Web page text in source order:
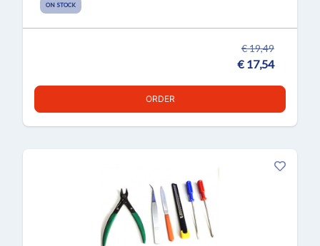
ON STOCK
€ 19,49
€ 17,54
ORDER